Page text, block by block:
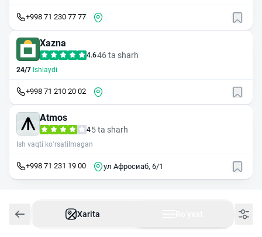
+998 71 230 77 77
Xazna
4.646 ta sharh
24/7 Ishlaydi
+998 71 210 20 02
Atmos
45 ta sharh
Ish vaqti ko‘rsatilmagan
+998 71 231 19 00 ул Афросиаб, 6/1
Xarita